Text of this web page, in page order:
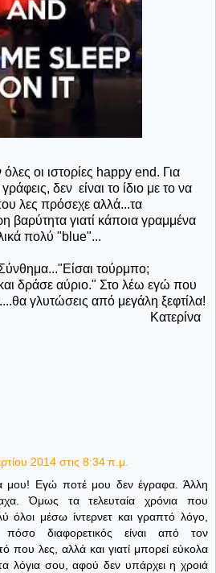
οι ιστορίες happy end. Για
δεν είναι το ίδιο με το να
λες πρόσεχε αλλά...τα
βαρύτητα γιατί κάποια γραμμένα
πολύ "blue"...
τούρμπο;
δράσε αύριο." Στο λέω εγώ που
γλυτώσεις από μεγάλη ξεφτίλα!
2014 στις 8:34 π.μ.
μου! Εγώ ποτέ μου δεν έγραφα. Άλλη
Όμως τα τελευταία χρόνια που
όλοι μέσω ίντερνετ και γραπτό λόγο,
πόσο διαφορετικός είναι από τον
που λες, αλλά και γιατί μπορεί εύκολα
λόγια σου, αφού δεν υπάρχει η χροιά